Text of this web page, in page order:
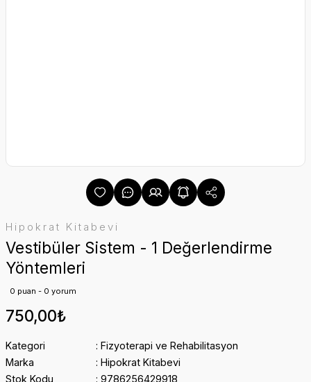
Hipokrat Kitabevi
Vestibüler Sistem - 1 Değerlendirme
Yöntemleri
0 puan - 0 yorum
750,00₺
Kategori
Fizyoterapi ve Rehabilitasyon
Marka
Hipokrat Kitabevi
Stok Kodu
9786256429918